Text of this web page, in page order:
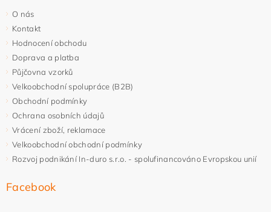
O nás
Kontakt
Hodnocení obchodu
Doprava a platba
Půjčovna vzorků
Velkoobchodní spolupráce (B2B)
Obchodní podmínky
Ochrana osobních údajů
Vrácení zboží, reklamace
Velkoobchodní obchodní podmínky
Rozvoj podnikání In-duro s.r.o. - spolufinancováno Evropskou unií
Facebook